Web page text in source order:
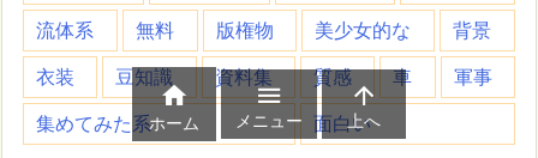
流体系
無料 版権物 美少女的な
背景
衣装
豆知識 資料集 質感 車
軍事
集めてみた系
面白い

ホーム

メニュー

上へ